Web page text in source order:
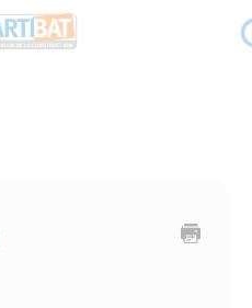
Imprimer